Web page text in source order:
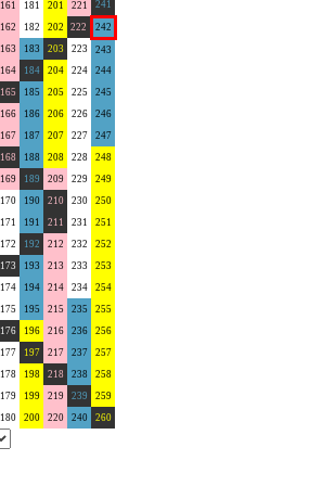
161 181 201 221 241
162 182 202 222
242
163 183 203 223
243
164 184 204 224
244
165 185 205 225
245
166 186 206 226
246
167 187 207 227
247
168 188 208 228
248
169 189 209 229
249
170 190 210 230
250
171 191 211 231
251
172 192 212 232
252
173 193 213 233
253
174 194 214 234
254
175 195 215 235
255
176 196 216 236
256
177 197 217 237
257
178 198 218 238
258
179 199 219 239
259
180 200 220 240 260